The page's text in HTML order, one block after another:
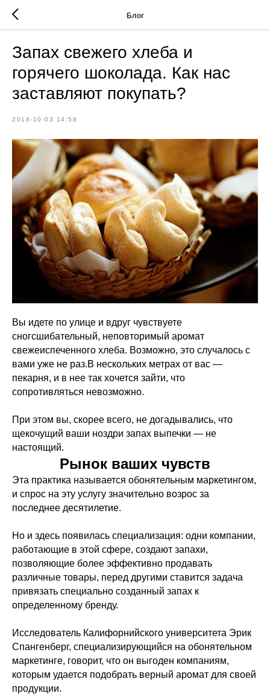
Блог
Запах свежего хлеба и
горячего шоколада. Как нас
заставляют покупать?
2018-10-03 14:58
Вы идете по улице и вдруг чувствуете
сногсшибательный, неповторимый аромат
свежеиспеченного хлеба. Возможно, это случалось с
вами уже не раз.В нескольких метрах от вас —
пекарня, и в нее так хочется зайти, что
сопротивляться невозможно.
При этом вы, скорее всего, не догадывались, что
щекочущий ваши ноздри запах выпечки — не
настоящий.
Рынок ваших чувств
Эта практика называется обонятельным маркетингом,
и спрос на эту услугу значительно возрос за
последнее десятилетие.
Но и здесь появилась специализация: одни компании,
работающие в этой сфере, создают запахи,
позволяющие более эффективно продавать
различные товары, перед другими ставится задача
привязать специально созданный запах к
определенному бренду.
Исследователь Калифорнийского университета Эрик
Спангенберг, специализирующийся на обонятельном
маркетинге, говорит, что он выгоден компаниям,
которым удается подобрать верный аромат для своей
продукции.